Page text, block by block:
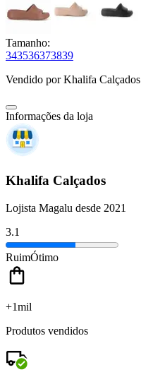
Tamanho:
343536373839
Vendido porKhalifa Calçados
Informações da loja
Khalifa Calçados
Lojista Magalu desde 2021
3.1
RuimÓtimo
+1mil
Produtos vendidos